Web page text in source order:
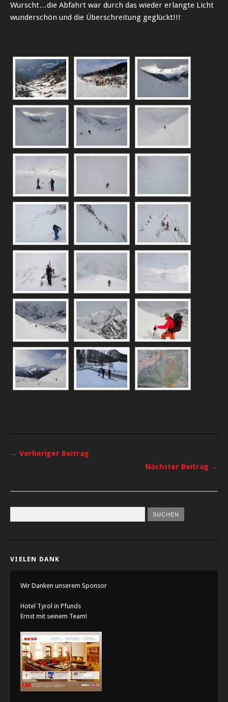
Wurscht…die Abfahrt war durch das wieder erlangte Licht
wunderschön und die Überschreitung geglückt!!!
← Vorheriger Beitrag
Nächster Beitrag →
VIELEN DANK
Wir Danken unserem Sponsor
Hotel Tyrol in Pfunds
Ernst mit seinem Team!